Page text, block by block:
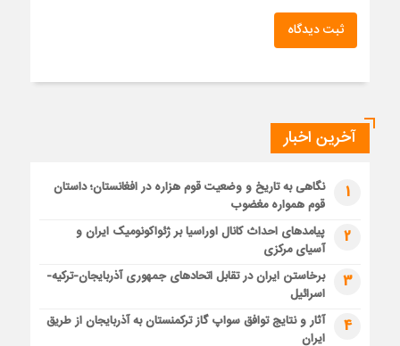
ثبت دیدگاه
آخرین اخبار
1
نگاهی به تاریخ و وضعیت قوم هزاره در افغانستان؛ داستان
قوم همواره مغضوب
2
پیامدهای احداث کانال اوراسیا بر ژئواکونومیک ایران و
آسیای مرکزی
3
برخاستن ایران در تقابل اتحادهای جمهوری آذربایجان-ترکیه-
اسرائیل
4
آثار و نتایج توافق سواپ گاز ترکمنستان به آذربایجان از طریق
ایران